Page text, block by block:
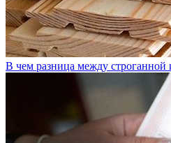
В чем разница между строганной